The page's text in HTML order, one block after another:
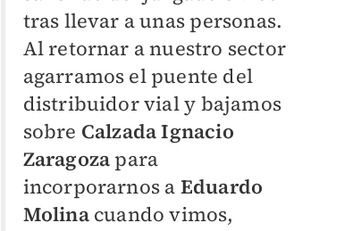
tras llevar a unas personas.
Al retornar a nuestro sector
agarramos el puente del
distribuidor vial y bajamos
sobre Calzada Ignacio
Zaragoza para
incorporarnos a Eduardo
Molinacuandovimos,